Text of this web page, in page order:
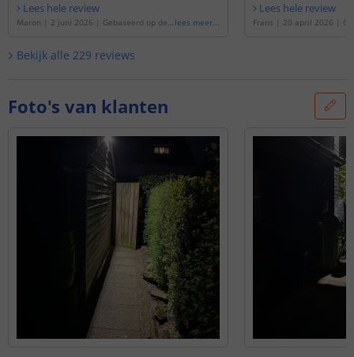
Lees hele review
Maron | 2 juni 2026 | Gebaseerd op de' lees meer...
Lees hele review
Frans | 20 april 2026 |
Bekijk alle 229 reviews
Foto's van klanten